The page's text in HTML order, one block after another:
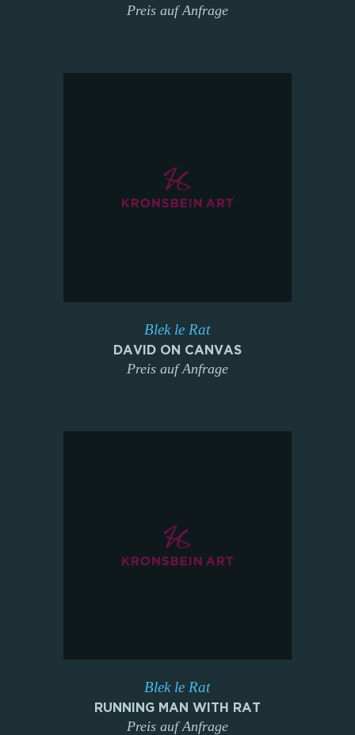
Preis auf Anfrage
Blek le Rat
DAVID ON CANVAS
Preis auf Anfrage
Blek le Rat
RUNNING MAN WITH RAT
Preis auf Anfrage